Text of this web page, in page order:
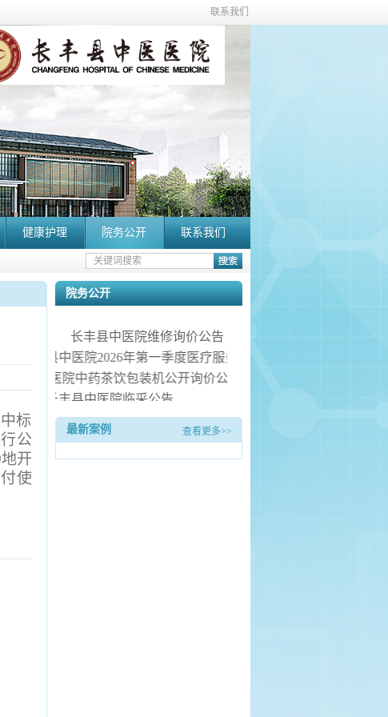
联系我们
健康护理 院务公开 联系我们
院务公开
长丰县中医院维修询价公告
长丰县中医院2026年第一季度医疗服务信息社会公开
长丰县中医院中药茶饮包装机公开询价公告
长丰县中医院临采公告
长丰县中医院询价公告
丰县中医院病房电热水器安装服务项目（二次） 中标候选人公示
最新案例 查看更多>>
标
公
开
使